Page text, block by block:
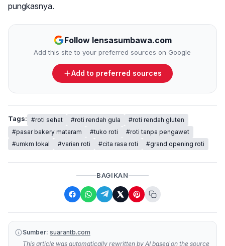
pungkasnya.
Follow lensasumbawa.com
Add this site to your preferred sources on Google
Add to preferred sources
Tags: #roti sehat #roti rendah gula
#roti rendah gluten
#pasar bakery mataram
#tuko roti
#roti tanpa pengawet
#umkm lokal
#varian roti #cita rasa roti #grand opening roti
BAGIKAN
Sumber: suarantb.com
This article was automatically rewritten by AI based on the source